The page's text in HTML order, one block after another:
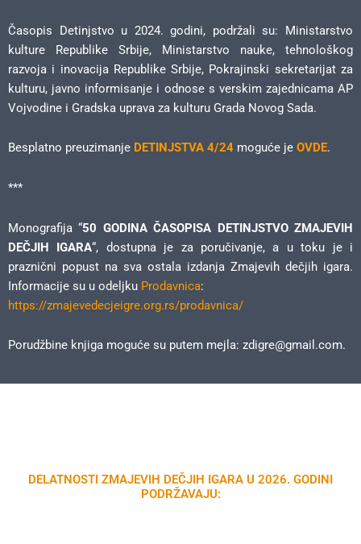
Časopis Detinjstvo u 2024. godini, podržali su: Ministarstvo
kulture Republike Srbije, Ministarstvo nauke, tehnološkog
razvoja i inovacija Republike Srbije, Pokrajinski sekretarijat za
kulturu, javno informisanje i odnose s verskim zajednicama AP
Vojvodine i Gradska uprava za kulturu Grada Novog Sada.
Besplatno preuzimanje DETINJSTVA 4/24 moguće je OVDE.
***
Monografija “50 GODINA ČASOPISA DETINJSTVO ZMAJEVIH
DEČJIH IGARA“, dostupna je za poručivanje, a u toku je i
praznični popust na sva ostala izdanja Zmajevih dečjih igara.
Informacije su u odeljku Prodavnica:
https://zmajevedecjeigre.org.rs/prodavnica/
Porudžbine knjiga moguće su putem mejla: zdigre@gmail.com.
DELATNOSTI ZMAJEVIH DEČJIH IGARA U 2026. GODINI
PODRŽAVAJU: